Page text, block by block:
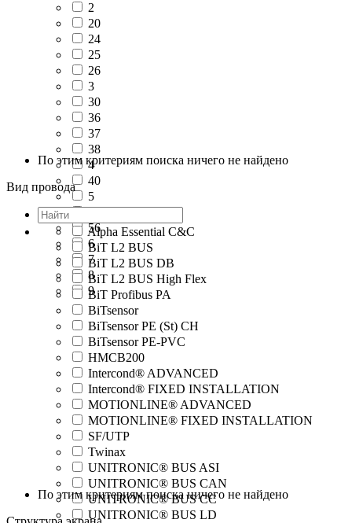
2
20
24
25
26
3
30
36
37
38
4
40
5
50
56
6
7
8
9
По этим критериям поиска ничего не найдено
Вид провода
Alpha Essential C&C
BiT L2 BUS
BiT L2 BUS DB
BiT L2 BUS High Flex
BiT Profibus PA
BiTsensor
BiTsensor PE (St) CH
BiTsensor PE-PVC
HMCB200
Intercond® ADVANCED
Intercond® FIXED INSTALLATION
MOTIONLINE® ADVANCED
MOTIONLINE® FIXED INSTALLATION
SF/UTP
Twinax
UNITRONIC® BUS ASI
UNITRONIC® BUS CAN
UNITRONIC® BUS CC
UNITRONIC® BUS LD
По этим критериям поиска ничего не найдено